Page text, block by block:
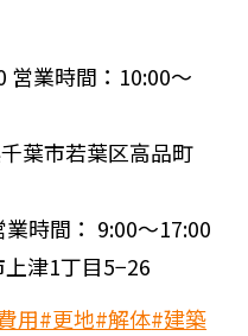
業時間：10:00～
葉市若葉区高品町
時間： 9:00～17:00
津1丁目5−26
用#更地#解体#建築